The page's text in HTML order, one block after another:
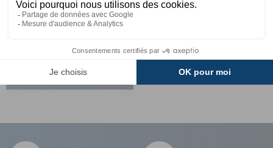
Réf : 970672
SUR
COMMANDE
ACHETER 399,95 €